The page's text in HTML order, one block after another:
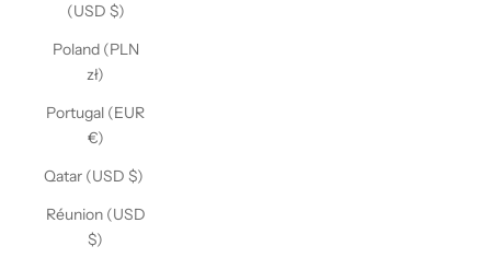
(USD $)
Poland (PLN
zł)
Portugal (EUR
€)
Qatar (USD $)
Réunion (USD
$)